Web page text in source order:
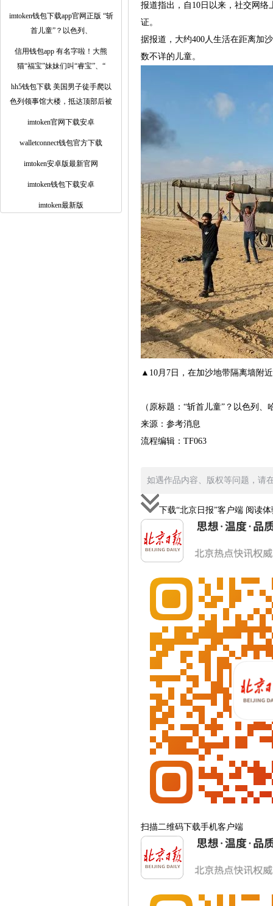
imtoken钱包下载app官网正版 “斩
首儿童”？以色列、
信用钱包app 有名字啦！大熊
猫“福宝”妹妹们叫“睿宝”、“
hh5钱包下载 美国男子徒手爬以
色列领事馆大楼，抵达顶部后被
imtoken官网下载安卓
walletconnect钱包官方下载
imtoken安卓版最新官网
imtoken钱包下载安卓
imtoken最新版
报道指出，自10日以来，社交网
证。
据报道，大约400人生活在距离加
数不详的儿童。
▲10月7日，在加沙地带隔离墙附
（原标题：“斩首儿童”？以色列、
来源：参考消息
流程编辑：TF063
如遇作品内容、版权等问题，请
下载“北京日报”客户端 阅读
扫描二维码下载手机客户端